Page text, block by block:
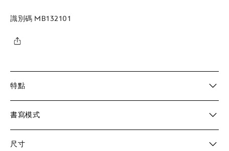
識別碼 MB132101
特點
書寫模式
尺寸